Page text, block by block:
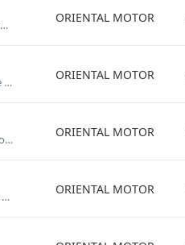
VSR590C-90E — изделие ORIENTAL MOTOR для автоматизации и промышленной электроники. Качественное исполнение, стабильные параметры, долговечность. Используется в системах управления, контрольном оборудовании, промышленных комплексах. Проверено в условиях промышленной эксплуатации, рекомендовано для ответственных применений.
ORIENTAL MOTOR
VSR590C-75E от ORIENTAL MOTOR — качественное оборудование для промышленных систем и технологических процессов. Надежная работа в широком диапазоне условий, простота интеграции, совместимость со стандартным оборудованием. Применяется в производственной автоматике, системах мониторинга и управления. Гарантия производителя, техническая поддержка.
ORIENTAL MOTOR
VSR590C-6E от ORIENTAL MOTOR — качественное оборудование для промышленных систем и технологических процессов. Надежная работа в широком диапазоне условий, простота интеграции, совместимость со стандартным оборудованием. Применяется в производственной автоматике, системах мониторинга и управления. Гарантия производителя, техническая поддержка.
ORIENTAL MOTOR
VSR590C-60E (ORIENTAL MOTOR) — оборудование промышленного класса с гарантией качества. Надежная конструкция, продолжительный срок службы, соответствие международным стандартам. Используется в промышленной автоматике, системах диспетчеризации, производственном оборудовании. Доставка по России, консультация специалиста.
ORIENTAL MOTOR